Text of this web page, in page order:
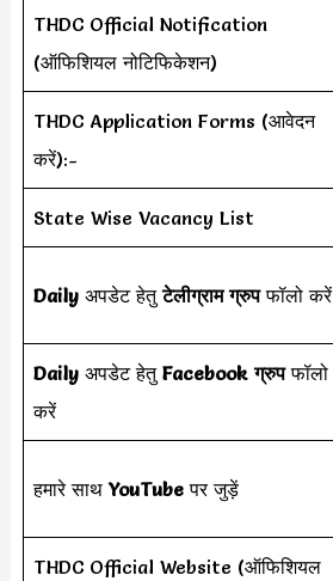
THDC Official Notification
(ऑफिशियल नोटिफिकेशन)
THDC Application Forms (आवेदन
करें):-
State Wise Vacancy List
Daily अपडेट हेतुटेलीग्राम ग्रुपफॉलो करें
Daily अपडेट हेतुFacebook ग्रुपफॉलो
करें
हमारे साथYouTubeपर जुड़ें
THDC Official Website (ऑफिशियल